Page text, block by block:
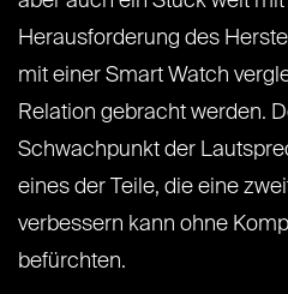
Herausforderung des
mit einer Smart Watch
Relation gebracht werden.
Schwachpunkt der
eines der Teile, die eine
verbessern kann ohne
befürchten.